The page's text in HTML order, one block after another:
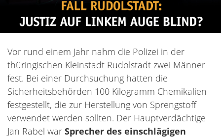
Vor rund einem Jahr nahm die Polizei in der
thüringischen Kleinstadt Rudolstadt zwei Männer
fest. Bei einer Durchsuchung hatten die
Sicherheitsbehörden 100 Kilogramm Chemikalien
festgestellt, die zur Herstellung von Sprengstoff
verwendet werden sollten. Der Hauptverdächtige
Jan Rabel war Sprecher des einschlägigen